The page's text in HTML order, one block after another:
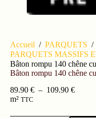
Accueil / PARQUETS /
PARQUETS MASSIFS
Bâton rompu 140 chêne
Bâton rompu 140 chêne
89.90 € – 109.90 €
m² TTC